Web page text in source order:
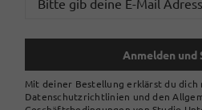
Anmelden und
Mit deiner Bestellung erklärst du dich
Datenschutzrichtlinien und den